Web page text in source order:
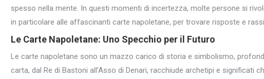
spesso nella mente. In questi momenti di incertezza, molte persone si
in particolare alle affascinanti carte napoletane, per trovare risposte e
Le Carte Napoletane: Uno Specchio per il Futuro
Le carte napoletane sono un mazzo carico di storia e simbolismo,
carta, dal Re di Bastoni all’Asso di Denari, racchiude archetipi e significati